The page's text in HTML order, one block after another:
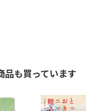
品も買っています